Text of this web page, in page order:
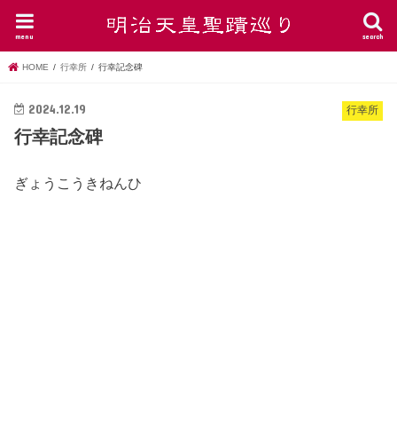
search
menu
HOME 行幸所 行幸記念碑
行幸所
2024.12.19
行幸記念碑
ぎょうこうきねんひ